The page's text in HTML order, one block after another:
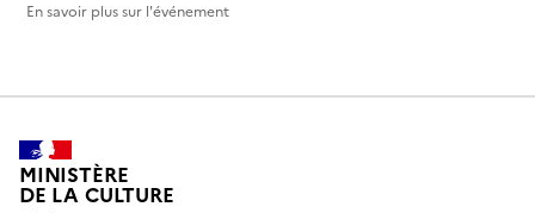
En savoir plus sur l'événement
MINISTÈRE
DE LA CULTURE